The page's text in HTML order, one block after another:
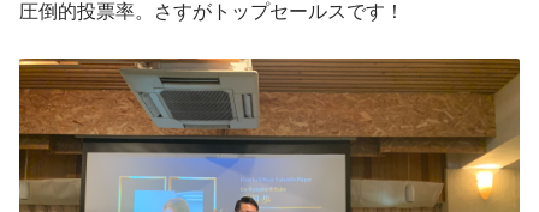
圧倒的投票率。さすがトップセールスです！